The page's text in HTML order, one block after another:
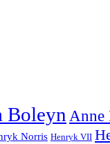
Boleyn Anne
Norris Henryk VII